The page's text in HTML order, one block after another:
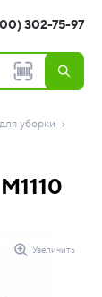
302-75-97
уборки
Увеличить